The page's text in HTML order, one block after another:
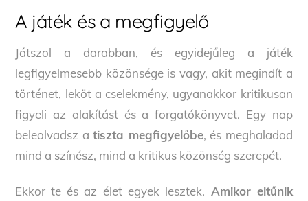
A játék és a megfigyelő
Játszol a darabban, és egyidejűleg a játék
legfigyelmesebb közönsége is vagy, akit megindít a
történet, leköt a cselekmény, ugyanakkor kritikusan
figyeli az alakítást és a forgatókönyvet. Egy nap
beleolvadsz atiszta megfigyelőbe, és meghaladod
mind a színész, mind a kritikus közönség szerepét.
Ekkor te és az élet egyek lesztek. Amikor eltűnik